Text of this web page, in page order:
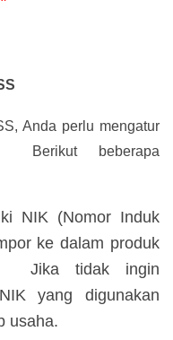
Anda perlu mengatur
Berikut beberapa
NIK (Nomor Induk
ke dalam produk
Jika tidak ingin
yang digunakan
usaha.